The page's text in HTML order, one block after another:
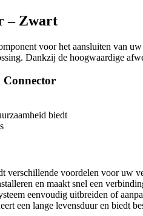
– Zwart
voor het aansluiten van
Dankzij de hoogwaardige
biedt
voordelen voor uw
en maakt snel een
eenvoudig uitbreiden of
een lange levensduur en biedt